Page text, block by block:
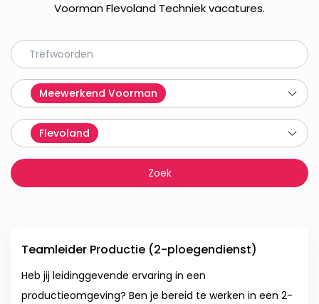
Voorman Flevoland Techniek vacatures.
Meewerkend Voorman
Flevoland
Teamleider Productie (2-ploegendienst)
Heb jij leidinggevende ervaring in een
productieomgeving? Ben je bereid te werken in een 2-